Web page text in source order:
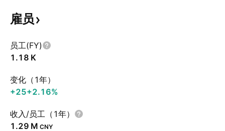
雇员
员工(FY)
‪1.18 K‬
变化（1年）
+25+2.16%
收入/员工（1年）
‪1.29 M‬ CNY